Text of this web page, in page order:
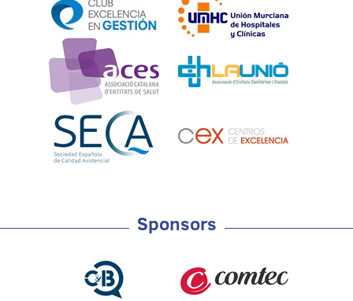
Sponsors